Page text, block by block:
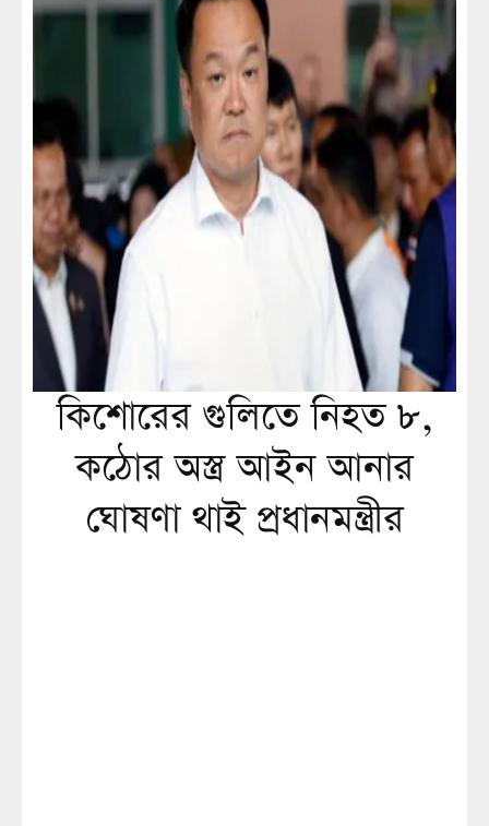
কিশোরের গুলিতে নিহত ৮,
কঠোর অস্ত্র আইন আনার
ঘোষণা থাই প্রধানমন্ত্রীর